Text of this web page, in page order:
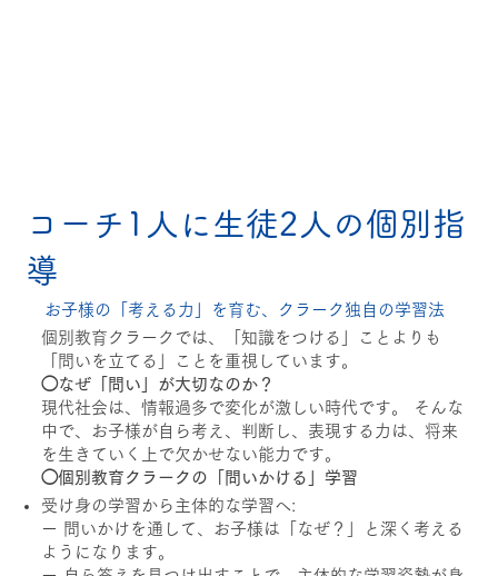
コーチ1人に生徒2人の個別指
導
お子様の「考える力」を育む、クラーク独自の学習法
個別教育クラークでは、「知識をつける」ことよりも
「問いを立てる」ことを重視しています。
◯なぜ「問い」が大切なのか？
現代社会は、情報過多で変化が激しい時代です。 そんな
中で、お子様が自ら考え、判断し、表現する力は、将来
を生きていく​上で欠かせない能力です。
◯個別教育クラークの「問いかける」学習
受け身の学習から主体的な学習へ:
ー 問いかけを通して、お子様は「なぜ？」と深く考える
ようになります。